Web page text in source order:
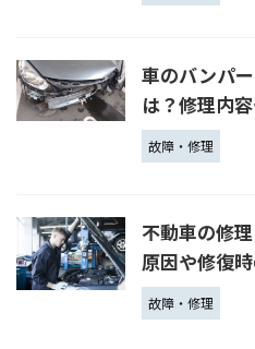
車のバンパ
は？修理内
故障・修理
不動車の修
原因や修復
故障・修理